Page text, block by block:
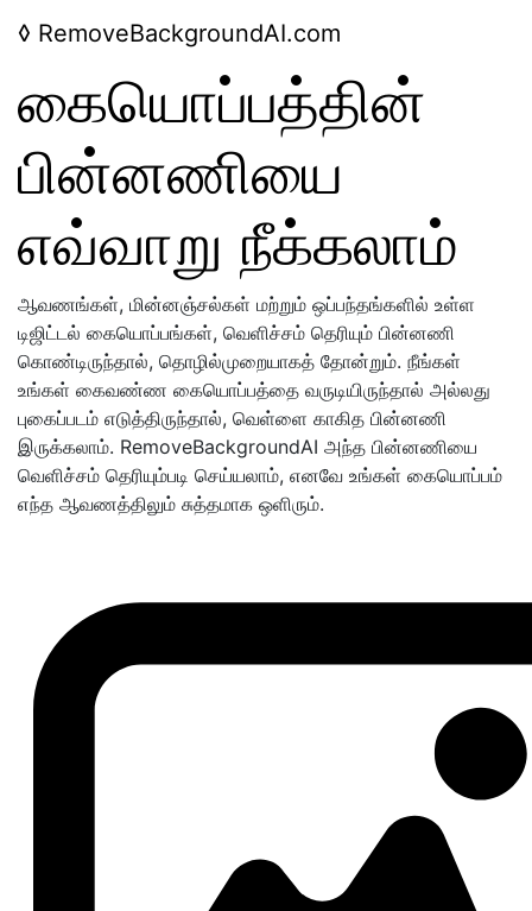
◊ RemoveBackgroundAI.com
கையொப்பத்தின்
பின்னணியை
எவ்வாறு நீக்கலாம்
ஆவணங்கள், மின்னஞ்சல்கள் மற்றும் ஒப்பந்தங்களில் உள்ள
டிஜிட்டல் கையொப்பங்கள், வெளிச்சம் தெரியும் பின்னணி
கொண்டிருந்தால், தொழில்முறையாகத் தோன்றும். நீங்கள்
உங்கள் கைவண்ண கையொப்பத்தை வருடியிருந்தால் அல்லது
புகைப்படம் எடுத்திருந்தால், வெள்ளை காகித பின்னணி
இருக்கலாம். RemoveBackgroundAI அந்த பின்னணியை
வெளிச்சம் தெரியும்படி செய்யலாம், எனவே உங்கள் கையொப்பம்
எந்த ஆவணத்திலும் சுத்தமாக ஒளிரும்.